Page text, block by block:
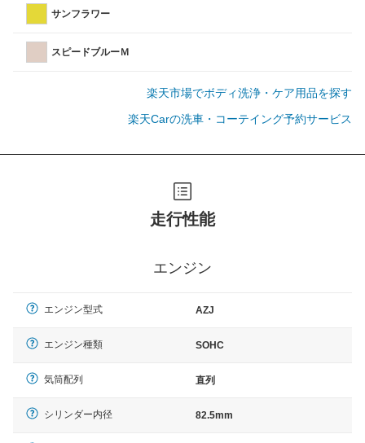
サンフラワー
スピードブルーＭ
楽天市場でボディ洗浄・ケア用品を探す
楽天Carの洗車・コーテイング予約サービス
走行性能
エンジン
エンジン型式 AZJ
エンジン種類 SOHC
気筒配列 直列
シリンダー内径 82.5mm